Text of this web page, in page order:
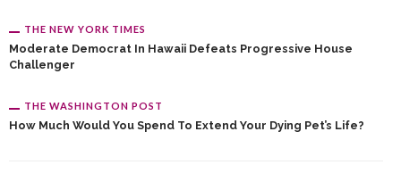
THE NEW YORK TIMES
Moderate Democrat In Hawaii Defeats Progressive House
Challenger
THE WASHINGTON POST
How Much Would You Spend To Extend Your Dying Pet’s Life?